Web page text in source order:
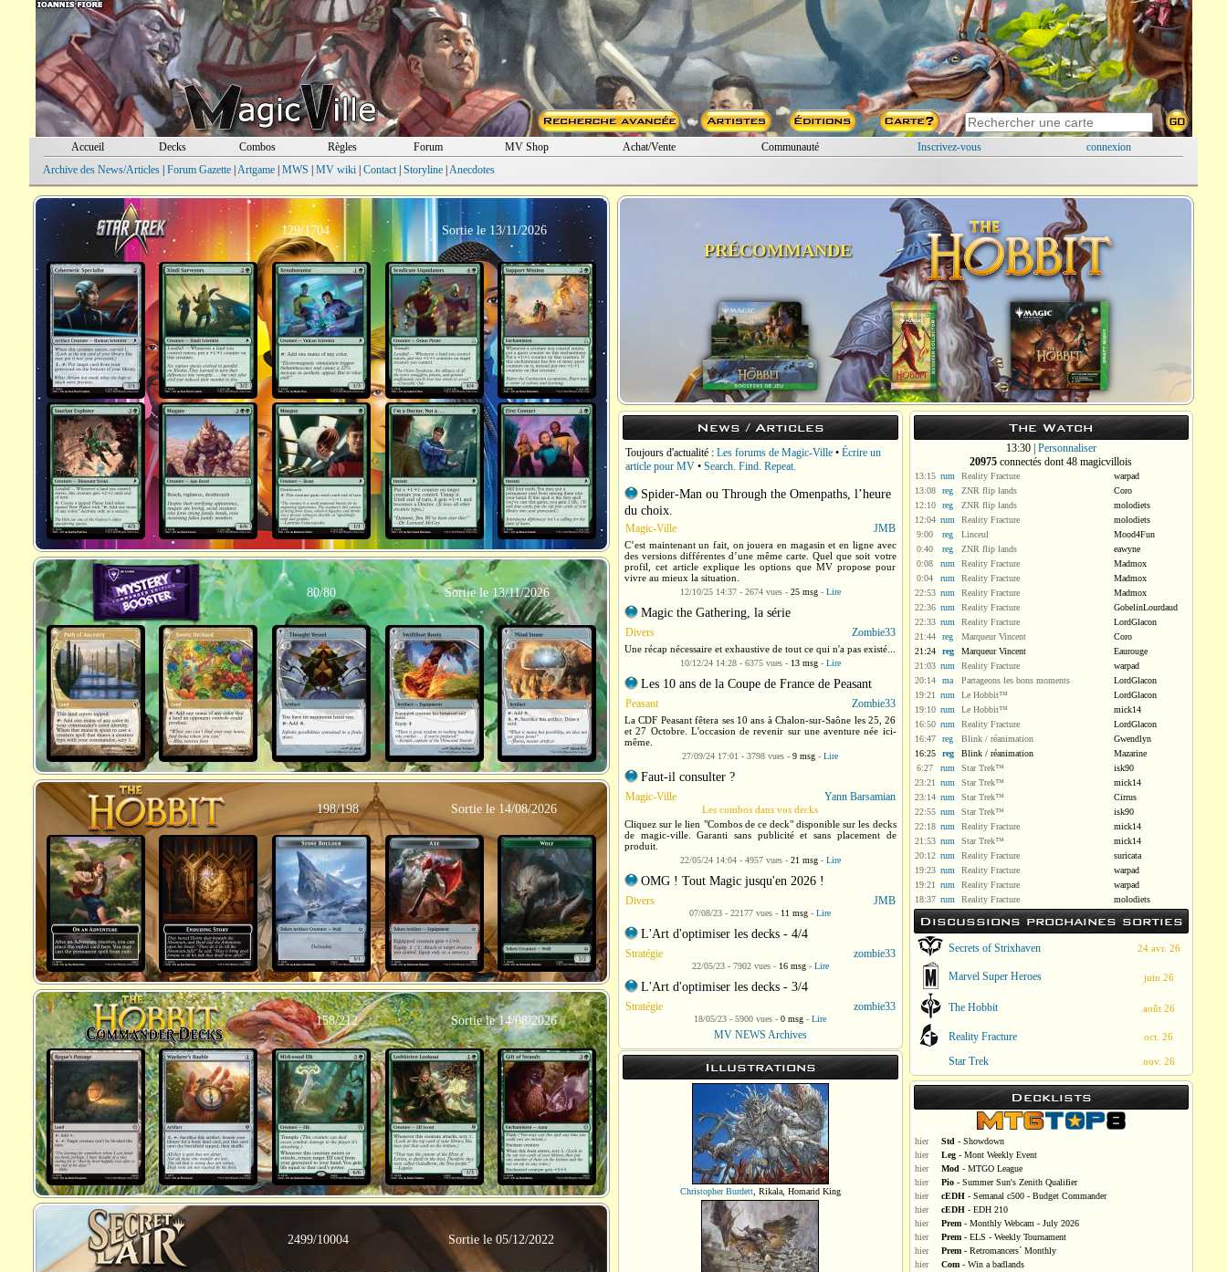
Accueil Decks Combos Règles Forum MV Shop Achat/Vente Communauté Inscrivez-vous
connexion
Archive des News/Articles| Forum Gazette| Artgame| MWS MV wiki| Contact| Storyline| Anecdotes
129/1704 Sortie le 13/11/2026
80/80 Sortie le 13/11/2026
198/198 Sortie le 14/08/2026
158/212 Sortie le 14/08/2026
2499/10004 Sortie le 05/12/2022
PRÉCOMMANDE
News / Articles
Toujours d'actualité : Les forums de Magic-Ville • Écrire un
article pour MV • Search. Find. Repeat.
Spider-Man ou Through the Omenpaths, l’heure
du choix.
Magic-Ville JMB
C’est maintenant un fait, on jouera en magasin et en ligne avec
des versions différentes d’une même carte. Quel que soit votre
profil, cet article explique les options que MV propose pour
vivre au mieux la situation.
12/10/25 14:37 - 2674 vues - 25 msg- Lire
Magic the Gathering, la série
Divers Zombie33
Une récap nécessaire et exhaustive de tout ce qui n'a pas existé...
10/12/24 14:28 - 6375 vues - 13 msg- Lire
Les 10 ans de la Coupe de France de Peasant
Peasant Zombie33
La CDF Peasant fêtera ses 10 ans à Chalon-sur-Saône les 25, 26
et 27 Octobre. L'occasion de revenir sur une aventure née ici-
même.
27/09/24 17:01 - 3798 vues -9 msg -Lire
Faut-il consulter ?
Magic-Ville Yann Barsamian
Les combos dans vos decks
Cliquez sur le lien "Combos de ce deck" disponible sur les decks
de magic-ville. Garanti sans publicité et sans placement de
produit.
22/05/24 14:04 - 4957 vues - 21 msg- Lire
OMG ! Tout Magic jusqu'en 2026 !
Divers JMB
07/08/23 - 22177 vues - 11 msg -Lire
L'Art d'optimiser les decks - 4/4
Stratégie zombie33
22/05/23 - 7902 vues - 16 msg- Lire
L'Art d'optimiser les decks - 3/4
Stratégie zombie33
18/05/23 - 5900 vues -0 msg -Lire
MV NEWS Archives
Illustrations
Christopher Burdett, Rikala, Homarid King
The Watch
13:30 | Personnaliser
20975 connectés dont 48 magicvillois
13:15 rum Reality Fracture
warpad
13:08
reg ZNR flip lands
Coro
12:10
reg ZNR flip lands
molodiets
12:04 rum Reality Fracture
molodiets
9:00
reg Linceul
Mood4Fun
0:40
reg ZNR flip lands
eawyne
0:08
rum Reality Fracture
Madmox
0:04
rum Reality Fracture
Madmox
22:53 rum Reality Fracture
Madmox
22:36 rum Reality Fracture
GobelinLourdaud
22:33 rum Reality Fracture
LordGlacon
21:44
reg Marqueur Vincent
Coro
21:24
reg Marqueur Vincent
Eaurouge
21:03 rum Reality Fracture
warpad
20:14
ma Partageons les bons moments
LordGlacon
19:21
rum Le Hobbit™
LordGlacon
19:10 rum Le Hobbit™
mick14
16:50 rum Reality Fracture
LordGlacon
16:47
reg Blink / réanimation
Gwendlyn
16:25
reg Blink / réanimation
Mazarine
6:27
rum Star Trek™
isk90
23:21
rum Star Trek™
mick14
23:14 rum Star Trek™
Cirrus
22:55 rum Star Trek™
isk90
22:18 rum Reality Fracture
mick14
21:53 rum Star Trek™
mick14
20:12 rum Reality Fracture
suricata
19:23 rum Reality Fracture
warpad
19:21
rum Reality Fracture
warpad
18:37 rum Reality Fracture molodiets
Discussions prochaines sorties
Secrets of Strixhaven 24 avr. 26
Marvel Super Heroes juin 26
The Hobbit août 26
Reality Fracture oct. 26
Star Trek nov. 26
Decklists
hier Std - Showdown
hier
Leg- Mont Weekly Event
hier
Mod - MTGO League
hier
Pio- Summer Sun's Zenith Qualifier
hier
cEDH- Semanal c500 - Budget Commander
hier
cEDH- EDH 210
hier
Prem- Monthly Webcam - July 2026
hier
Prem- ELS - Weekly Tournament
hier
Prem- Retromancers´ Monthly
hier
Com- Win a badlands